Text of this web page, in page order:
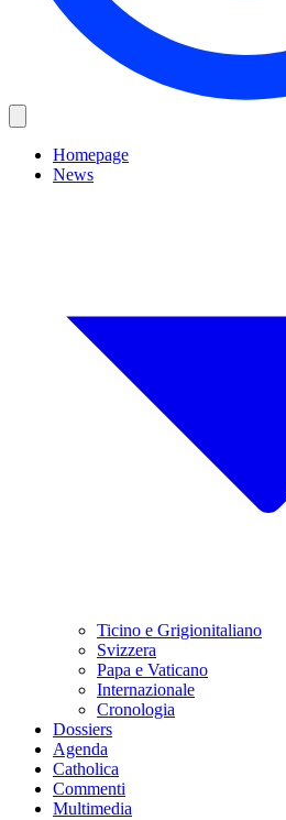
Homepage
News
Ticino e Grigionitaliano
Svizzera
Papa e Vaticano
Internazionale
Cronologia
Dossiers
Agenda
Catholica
Commenti
Multimedia